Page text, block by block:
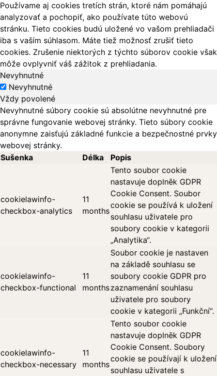
Používame aj cookies tretích strán, ktoré nám pomáhajú
analyzovať a pochopiť, ako používate túto webovú
stránku. Tieto cookies budú uložené vo vašom prehliadači
iba s vaším súhlasom. Máte tiež možnosť zrušiť tieto
cookies. Zrušenie niektorých z týchto súborov cookie však
môže ovplyvniť váš zážitok z prehliadania.
Nevyhnutné
Nevyhnutné
Vždy povolené
Nevyhnutné súbory cookie sú absolútne nevyhnutné pre
správne fungovanie webovej stránky. Tieto súbory cookie
anonymne zaisťujú základné funkcie a bezpečnostné prvky
webovej stránky.
Sušenka
Délka Popis
cookielawinfo-
checkbox-analytics
11
months
Tento soubor cookie
nastavuje doplněk GDPR
Cookie Consent. Soubor
cookie se používá k uložení
souhlasu uživatele pro
soubory cookie v kategorii
„Analytika“.
cookielawinfo-
checkbox-functional
11
months
Soubor cookie je nastaven
na základě souhlasu se
soubory cookie GDPR pro
zaznamenání souhlasu
uživatele pro soubory
cookie v kategorii „Funkční“.
cookielawinfo-
checkbox-necessary
11
months
Tento soubor cookie
nastavuje doplněk GDPR
Cookie Consent. Soubory
cookie se používají k uložení
souhlasu uživatele s